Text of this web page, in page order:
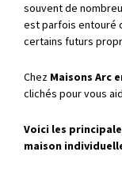
souvent de
est parfois entouré
certains futurs
Chez Maisons Arc
clichés pour vous
Voici les
maison